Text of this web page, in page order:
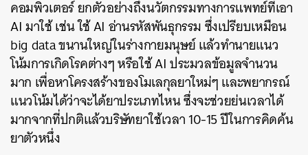
คอมพิวเตอร์ ยกตัวอย่างถึงนวัตกรรมทางการแพทย์ที่เอา
AI มาใช้ เช่น ใช้ AI อ่านรหัสพันธุกรรม ซึ่งเปรียบเหมือน
big data ขนานใหญ่ในร่างกายมนุษย์ แล้วทำนายแนว
โน้มการเกิดโรคต่างๆ หรือใช้ AI ประมวลข้อมูลจำนวน
มาก เพื่อหาโครงสร้างของโมเลกุลยาใหม่ๆ และพยากรณ์
แนวโน้มได้ว่าจะได้ยาประเภทไหน ซึ่งจะช่วยย่นเวลาได้
มากจากที่ปกติแล้วบริษัทยาใช้เวลา 10-15 ปีในการคิดค้น
ยาตัวหนึ่ง